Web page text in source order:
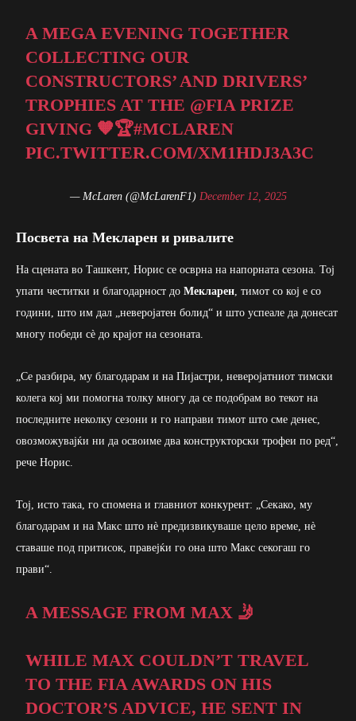
A MEGA EVENING TOGETHER
COLLECTING OUR
CONSTRUCTORS’ AND DRIVERS’
TROPHIES AT THE @FIAPRIZE
GIVING 🧡🏆#MCLAREN
PIC.TWITTER.COM/XM1HDJ3A3C
— McLaren (@McLarenF1) December 12, 2025
Посвета на Мекларен и ривалите
На сцената во Ташкент, Норис се осврна на напорната сезона. Тој
упати честитки и благодарност до Мекларен, тимот со кој е со
години, што им дал „неверојатен болид“ и што успеале да донесат
многу победи сè до крајот на сезоната.
„Се разбира, му благодарам и на Пијастри, неверојатниот тимски
колега кој ми помогна толку многу да се подобрам во текот на
последните неколку сезони и го направи тимот што сме денес,
овозможувајќи ни да освоиме два конструкторски трофеи по ред“,
рече Норис.
Тој, исто така, го спомена и главниот конкурент: „Секако, му
благодарам и на Макс што нè предизвикуваше цело време, нè
ставаше под притисок, правејќи го она што Макс секогаш го
прави“.
A MESSAGE FROM MAX 🤳
WHILE MAX COULDN’T TRAVEL
TO THE FIA AWARDS ON HIS
DOCTOR’S ADVICE, HE SENT IN